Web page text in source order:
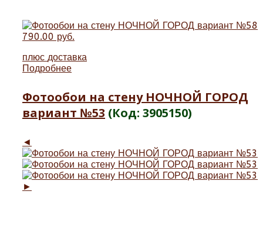
790.00 руб.
плюс доставка
Подробнее
Фотообои на стену НОЧНОЙ ГОРОД
вариант №53 (Код: 3905150)
◄
►